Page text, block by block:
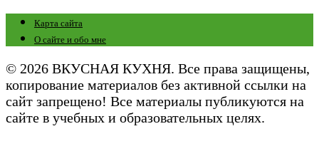
Карта сайта
О сайте и обо мне
© 2026 ВКУСНАЯ КУХНЯ. Все права защищены,
копирование материалов без активной ссылки на
сайт запрещено! Все материалы публикуются на
сайте в учебных и образовательных целях.